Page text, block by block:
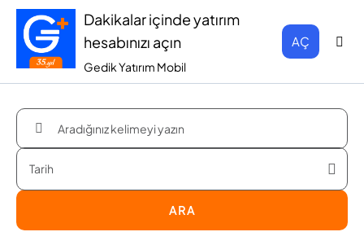
Dakikalar içinde yatırım
hesabınızı açın
Gedik Yatırım Mobil
AÇ
ARA